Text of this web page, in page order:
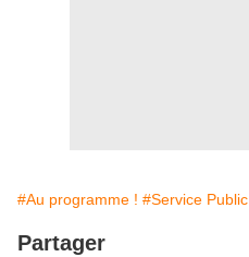
#Au programme ! #Service Public
Partager